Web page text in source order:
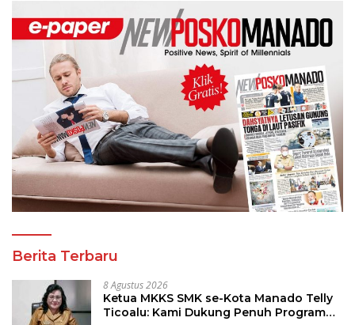
Berita Terbaru
8 Agustus 2026
Ketua MKKS SMK se-Kota Manado Telly
Ticoalu: Kami Dukung Penuh Program